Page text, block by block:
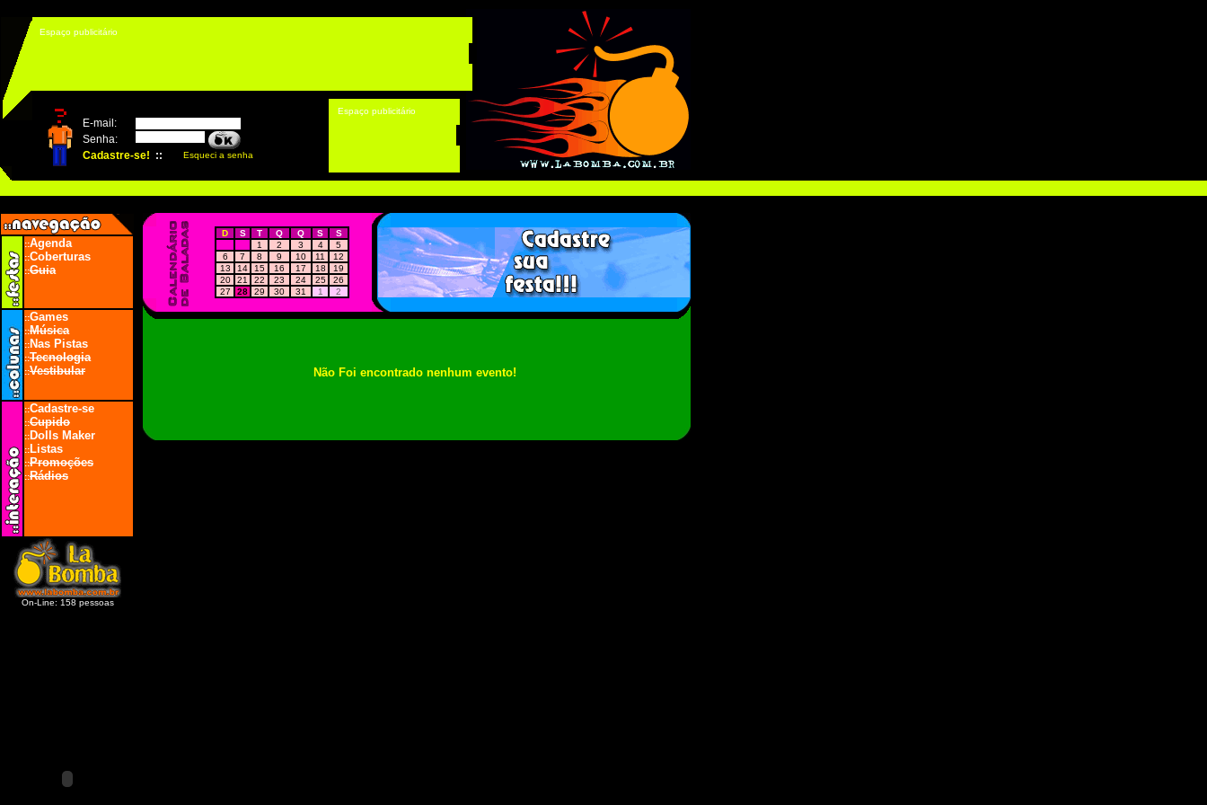
Espaço publicitário
Espaço publicitário
::Agenda
::Coberturas
::Guia
::Games
::Música
::Nas Pistas
::Tecnologia
::Vestibular
::Cadastre-se
::Cupido
::Dolls Maker
::Listas
::Promoções
::Rádios
On-Line: 158 pessoas
Não Foi encontrado nenhum evento!
D S T Q Q S
S
1
2 3 4
5
6
7 8 9 10 11
12
13
14 15 16 17 18
19
20
21 22 23 24 25
26
27
28 29 30 31 1 2